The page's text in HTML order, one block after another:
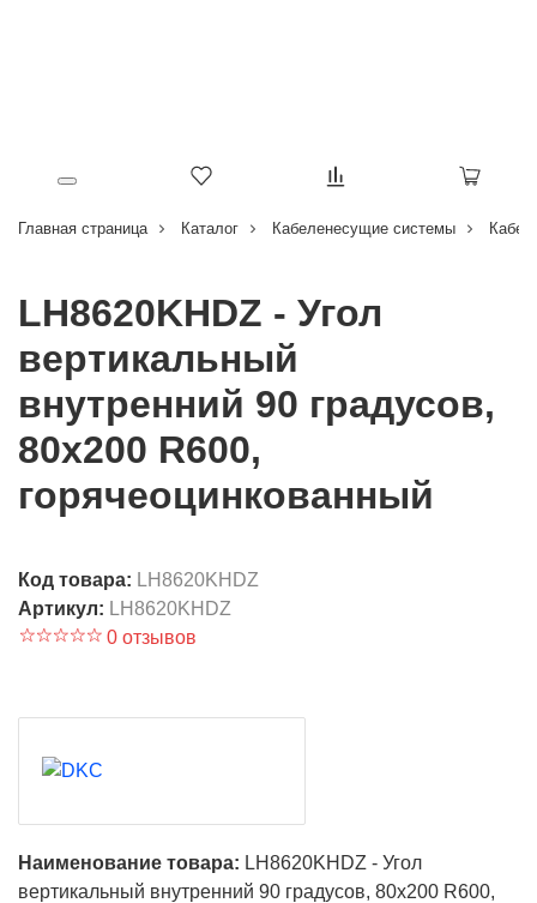
Главная страница Каталог Кабеленесущие системы
LH8620KHDZ - Угол
вертикальный
внутренний 90 градусов,
80х200 R600,
горячеоцинкованный
Код товара: LH8620KHDZ
Артикул: LH8620KHDZ
0 отзывов
Наименование товара: LH8620KHDZ - Угол
вертикальный внутренний 90 градусов, 80х200 R600,